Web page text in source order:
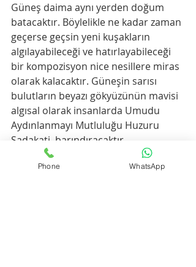
Güneş daima aynı yerden doğum
batacaktır. Böylelikle ne kadar zaman
geçerse geçsin yeni kuşakların
algılayabileceği ve hatırlayabileceği
bir kompozisyon nice nesillere miras
olarak kalacaktır. Güneşin sarısı
bulutların beyazı gökyüzünün mavisi
algısal olarak insanlarda Umudu
Aydınlanmayı Mutluluğu Huzuru
Sadakati  barındıracaktır.
Phone WhatsApp